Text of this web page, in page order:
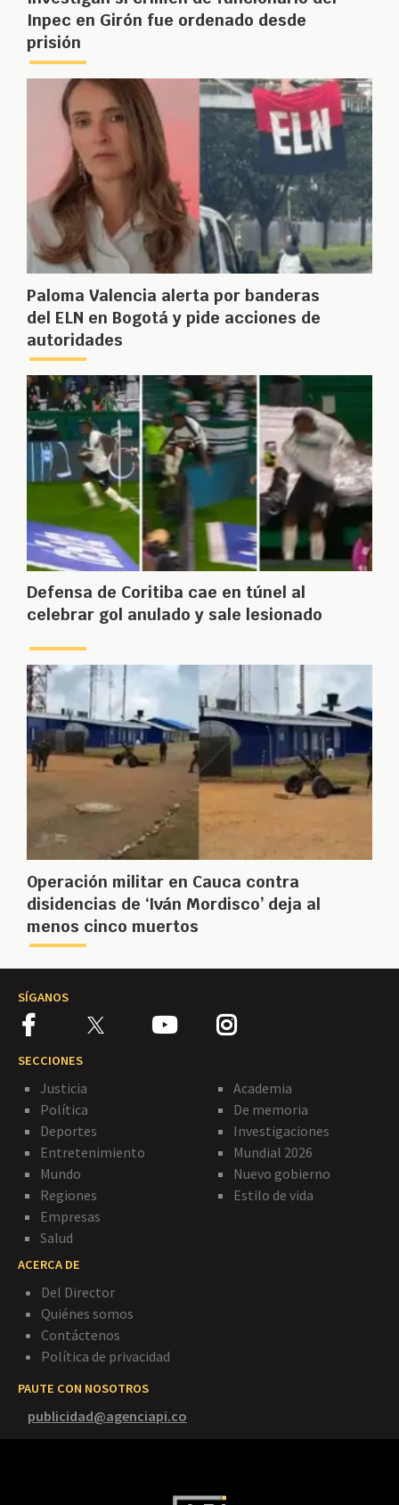
Inpec en Girón fue ordenado desde
prisión
Paloma Valencia alerta por banderas
del ELN en Bogotá y pide acciones de
autoridades
Defensa de Coritiba cae en túnel al
celebrar gol anulado y sale lesionado
Operación militar en Cauca contra
disidencias de ‘Iván Mordisco’ deja al
menos cinco muertos
SÍGANOS
SECCIONES
Justicia
Política
Deportes
Entretenimiento
Mundo
Regiones
Empresas
Salud
Academia
De memoria
Investigaciones
Mundial 2026
Nuevo gobierno
Estilo de vida
ACERCA DE
Del Director
Quiénes somos
Contáctenos
Política de privacidad
PAUTE CON NOSOTROS
publicidad@agenciapi.co